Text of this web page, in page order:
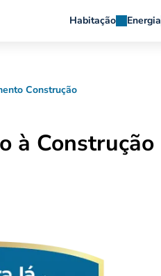
Habitação Energia
Construção
à Construção